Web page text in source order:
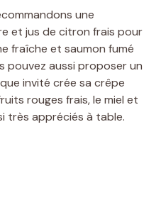
une
et jus de citron frais pour
fraîche et saumon fumé
pouvez aussi proposer un
invité crée sa crêpe
rouges frais, le miel et
très appréciés à table.